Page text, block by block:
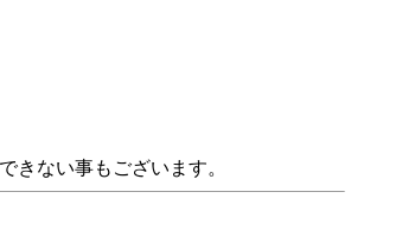
きない事もございます。